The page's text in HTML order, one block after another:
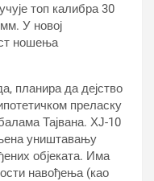
топ калибра 30
У новој
ношења
планира да дејство
преласку
Тајвана. ХЈ-10
уништавању
објеката. Има
навођења (као